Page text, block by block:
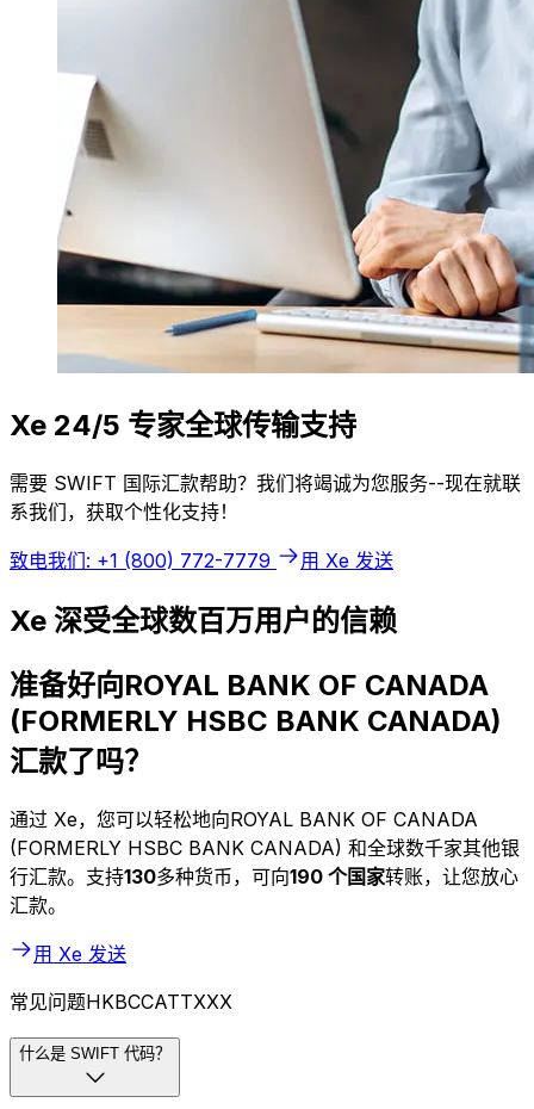
Xe 24/5 专家全球传输支持
需要 SWIFT 国际汇款帮助？我们将竭诚为您服务--现在就联
系我们，获取个性化支持！
致电我们: +1 (800) 772-7779 用 Xe 发送
Xe 深受全球数百万用户的信赖
准备好向ROYAL BANK OF CANADA
(FORMERLY HSBC BANK CANADA)
汇款了吗？
通过 Xe，您可以轻松地向ROYAL BANK OF CANADA
(FORMERLY HSBC BANK CANADA) 和全球数千家其他银
行汇款。支持130多种货币，可向190 个国家转账，让您放心
汇款。
用 Xe 发送
常见问题HKBCCATTXXX
什么是 SWIFT 代码？